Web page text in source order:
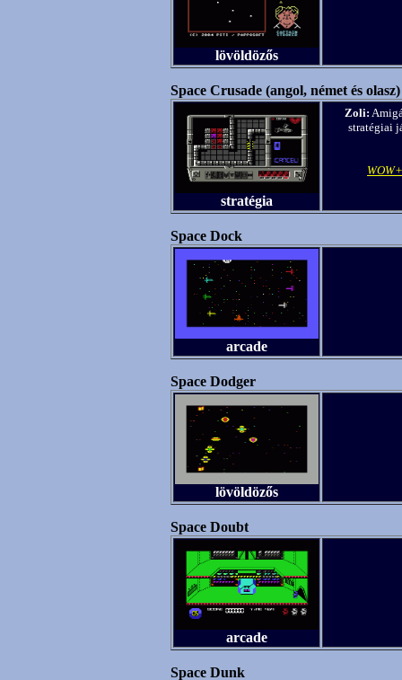
lövöldözős
Space Crusade (angol, német és olasz)
stratégia
Zoli:
stratégiai
Space Dock
arcade
Space Dodger
lövöldözős
Space Doubt
arcade
Space Dunk